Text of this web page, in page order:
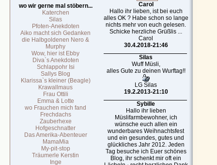
wo wir gerne mal stöbern...
Katerchen
Silas
Pfoten-Anekdoten
Aiko macht sich Gedanken
die Halbgoldenen Nero &
Murphy
Wow, hier ist Ebby
Diva`s Anekdoten
Schlappohr Isi
Sallys Blog
Klarissa`s kleiner (Beagle)
Krawallmaus
Frau Ottili
Emma & Lotte
wo Frauchen mich fand
Frechdachs
Zauberhexe
Hofgeschnatter
Das Amerika-Abenteuer
MamaMia
My-pit-stop
Träumerle Kerstin
Inge
Carol
Hallo ihr lieben, ist bei euch
alles OK ? Habe schon so lange
nichts mehr von euch gelesen.
Schicke herzliche Grüßlis ...
Carol
30.4.2018-21:46
Silas
Wuff Müsli,
alles Gute zu deinen Wurftag!!
LG Silas
19.2.2013-21:10
Sybille
Hallo ihr lieben
Müslifarmbewohner, ich
wünsche euch allen ein
wunderbares Weihnachtsfest
und ein gesundes, gutes und
glückliches Jahr 2012. Jeden
Tag besuche ich Euer schönes
Blog, ihr schenkt mir oft ein